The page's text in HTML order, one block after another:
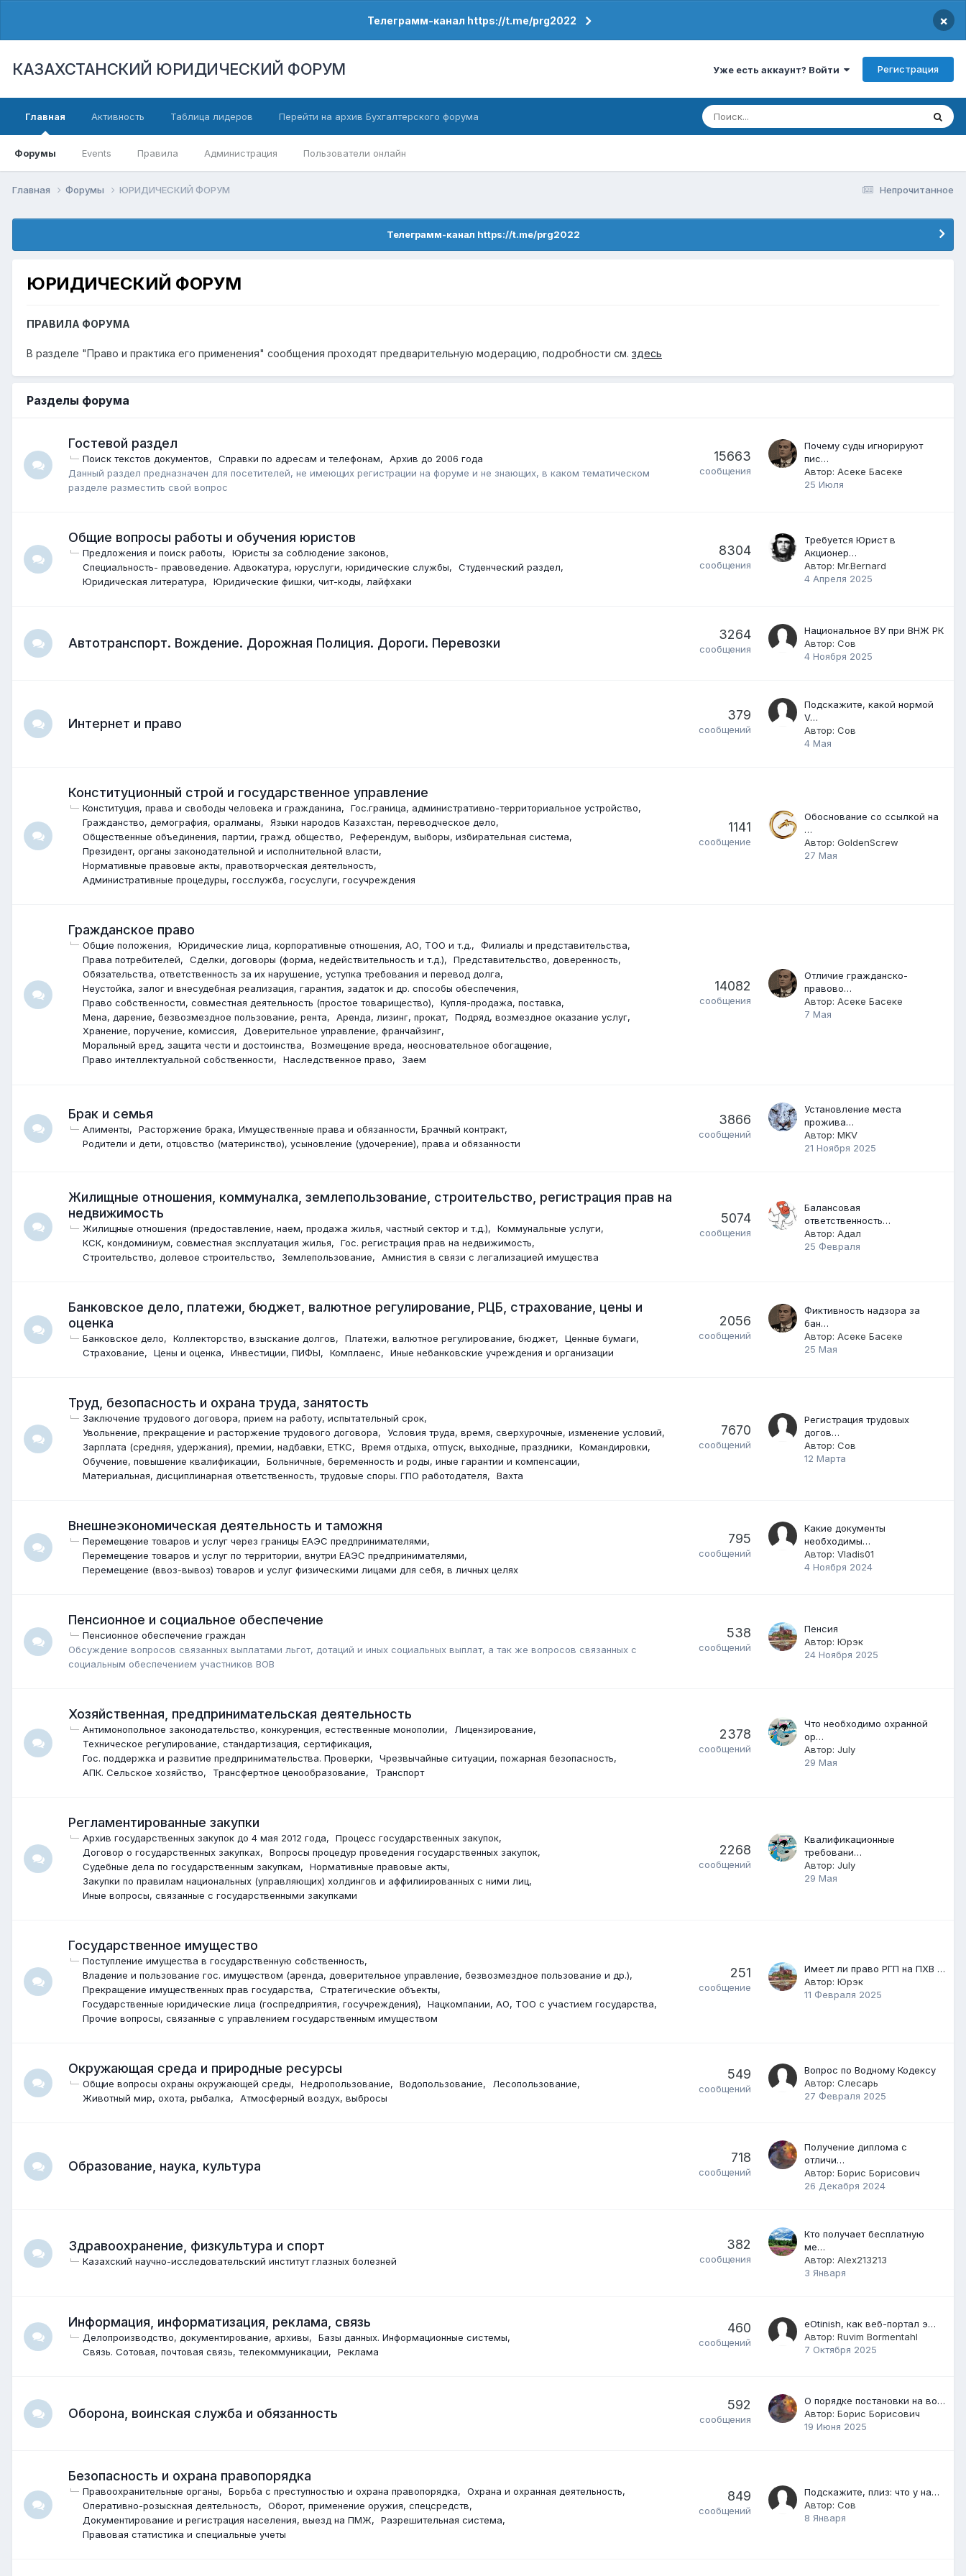
Телеграмм-канал https://t.me/prg2022 ×
КАЗАХСТАНСКИЙ ЮРИДИЧЕСКИЙ ФОРУМ Уже есть аккаунт? Войти Регистрация
Главная
Форумы Events Правила Администрация Пользователи онлайн
Активность Таблица лидеров Перейти на архив Бухгалтерского форума
Непрочитанное
Главная Форумы ЮРИДИЧЕСКИЙ ФОРУМ
Телеграмм-канал https://t.me/prg2022
ЮРИДИЧЕСКИЙ ФОРУМ
ПРАВИЛА ФОРУМА
В разделе "Право и практика его применения" сообщения проходят предварительную модерацию, подробности см. здесь
Разделы форума
Гостевой раздел
Поиск текстов документов Справки по адресам и телефонам
Архив до 2006 года
Данный раздел предназначен для посетителей, не имеющих регистрации на форуме и не знающих, в каком тематическом
разделе разместить свой вопрос
15663
сообщения
Почему суды игнорируют
пис…
Автор: Асеке Басеке
25 Июля
Общие вопросы работы и обучения юристов
Предложения и поиск работы
Юристы за соблюдение законов
Специальность- правоведение. Адвокатура, юруслуги, юридические службы
Студенческий раздел
Юридическая литература
Юридические фишки, чит-коды, лайфхаки
8304
сообщения
Требуется Юрист в
Акционер…
Автор: Mr.Bernard
4 Апреля 2025
Автотранспорт. Вождение. Дорожная Полиция. Дороги. Перевозки
3264
сообщения
Национальное ВУ при ВНЖ РК
Автор: Сов
4 Ноября 2025
Интернет и право
379
сообщений
Подскажите, какой нормой
V…
Автор: Сов
4 Мая
Конституционный строй и государственное управление
Конституция, права и свободы человека и гражданина
Гос.граница, административно-территориальное устройство
Гражданство, демография, оралманы
Языки народов Казахстан, переводческое дело
Общественные объединения, партии, гражд. общество
Референдум, выборы, избирательная система
Президент, органы законодательной и исполнительной власти
Нормативные правовые акты, правотворческая деятельность
Административные процедуры, госслужба, госуслуги, госучреждения
1141
сообщение
Обоснование со ссылкой на
…
Автор: GoldenScrew
27 Мая
Гражданское право
Общие положения Юридические лица, корпоративные отношения, АО, ТОО и т.д.
Филиалы и представительства
Права потребителей
Сделки, договоры (форма, недействительность и т.д.)
Представительство, доверенность
Обязательства, ответственность за их нарушение, уступка требования и перевод долга
Неустойка, залог и внесудебная реализация, гарантия, задаток и др. способы обеспечения
Право собственности, совместная деятельность (простое товарищество)
Купля-продажа, поставка
Мена, дарение, безвозмездное пользование, рента
Аренда, лизинг, прокат
Подряд, возмездное оказание услуг
Хранение, поручение, комиссия
Доверительное управление, франчайзинг
Моральный вред, защита чести и достоинства
Возмещение вреда, неосновательное обогащение
Право интеллектуальной собственности
Наследственное право Заем
14082
сообщения
Отличие гражданско-
правово…
Автор: Асеке Басеке
7 Мая
Брак и семья
Алименты
Расторжение брака, Имущественные права и обязанности, Брачный контракт
Родители и дети, отцовство (материнство), усыновление (удочерение), права и обязанности
3866
сообщений
Установление места
прожива…
Автор: MKV
21 Ноября 2025
Жилищные отношения, коммуналка, землепользование, строительство, регистрация прав на
недвижимость
Жилищные отношения (предоставление, наем, продажа жилья, частный сектор и т.д.)
Коммунальные услуги
КСК, кондоминиум, совместная эксплуатация жилья
Гос. регистрация прав на недвижимость
Строительство, долевое строительство
Землепользование Амнистия в связи с легализацией имущества
5074
сообщения
Балансовая
ответственность…
Автор: Адал
25 Февраля
Банковское дело, платежи, бюджет, валютное регулирование, РЦБ, страхование, цены и
оценка
Банковское дело Коллекторство, взыскание долгов Платежи, валютное регулирование, бюджет
Ценные бумаги
Страхование
Цены и оценка Инвестиции, ПИФЫ Комплаенс Иные небанковские учреждения и организации
2056
сообщений
Фиктивность надзора за
бан…
Автор: Асеке Басеке
25 Мая
Труд, безопасность и охрана труда, занятость
Заключение трудового договора, прием на работу, испытательный срок
Увольнение, прекращение и расторжение трудового договора
Условия труда, время, сверхурочные, изменение условий
Зарплата (средняя, удержания), премии, надбавки, ЕТКС
Время отдыха, отпуск, выходные, праздники
Командировки
Обучение, повышение квалификации
Больничные, беременность и роды, иные гарантии и компенсации
Материальная, дисциплинарная ответственность, трудовые споры. ГПО работодателя
Вахта
7670
сообщений
Регистрация трудовых
догов…
Автор: Сов
12 Марта
Внешнеэкономическая деятельность и таможня
Перемещение товаров и услуг через границы ЕАЭС предпринимателями
Перемещение товаров и услуг по территории, внутри ЕАЭС предпринимателями
Перемещение (ввоз-вывоз) товаров и услуг физическими лицами для себя, в личных целях
795
сообщений
Какие документы
необходимы…
Автор: Vladis01
4 Ноября 2024
Пенсионное и социальное обеспечение
Пенсионное обеспечение граждан
Обсуждение вопросов связанных выплатами льгот, дотаций и иных социальных выплат, а так же вопросов связанных с
социальным обеспечением участников ВОВ
538
сообщений
Пенсия
Автор: Юрэк
24 Ноября 2025
Хозяйственная, предпринимательская деятельность
Антимонопольное законодательство, конкуренция, естественные монополии
Лицензирование
Техническое регулирование, стандартизация, сертификация
Гос. поддержка и развитие предпринимательства. Проверки
Чрезвычайные ситуации, пожарная безопасность
АПК. Сельское хозяйство
Трансфертное ценообразование Транспорт
2378
сообщений
Что необходимо охранной
ор…
Автор: July
29 Мая
Регламентированные закупки
Архив государственных закупок до 4 мая 2012 года
Процесс государственных закупок
Договор о государственных закупках
Вопросы процедур проведения государственных закупок
Судебные дела по государственным закупкам
Нормативные правовые акты
Закупки по правилам национальных (управляющих) холдингов и аффилиированных с ними лиц
Иные вопросы, связанные с государственными закупками
2268
сообщений
Квалификационные
требовани…
Автор: July
29 Мая
Государственное имущество
Поступление имущества в государственную собственность
Владение и пользование гос. имуществом (аренда, доверительное управление, безвозмездное пользование и др.)
Прекращение имущественных прав государства
Стратегические объекты
Государственные юридические лица (госпредприятия, госучреждения)
Нацкомпании, АО, ТОО с участием государства
Прочие вопросы, связанные с управлением государственным имуществом
251
сообщение
Имеет ли право РГП на ПХВ …
Автор: Юрэк
11 Февраля 2025
Окружающая среда и природные ресурсы
Общие вопросы охраны окружающей среды Недропользование Водопользование
Лесопользование
Животный мир, охота, рыбалка
Атмосферный воздух, выбросы
549
сообщений
Вопрос по Водному Кодексу
Автор: Слесарь
27 Февраля 2025
Образование, наука, культура
718
сообщений
Получение диплома с
отличи…
Автор: Борис Борисович
26 Декабря 2024
Здравоохранение, физкультура и спорт
Казахский научно-исследовательский институт глазных болезней
382
сообщения
Кто получает бесплатную
ме…
Автор: Alex213213
3 Января
Информация, информатизация, реклама, связь
Делопроизводство, документирование, архивы
Базы данных. Информационные системы
Связь. Сотовая, почтовая связь, телекоммуникации
Реклама
460
сообщений
eOtinish, как веб-портал э…
Автор: Ruvim Bormentahl
7 Октября 2025
Оборона, воинская служба и обязанность
592
сообщения
О порядке постановки на во…
Автор: Борис Борисович
19 Июня 2025
Безопасность и охрана правопорядка
Правоохранительные органы Борьба с преступностью и охрана правопорядка
Охрана и охранная деятельность
Оперативно-розыскная деятельность
Оборот, применение оружия, спецсредств
Документирование и регистрация населения, выезд на ПМЖ
Разрешительная система
Правовая статистика и специальные учеты
849
сообщений
Подскажите, плиз: что у на…
Автор: Сов
8 Января